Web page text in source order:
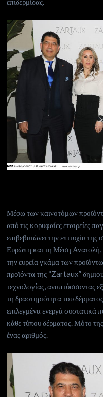
Μέσω των καινοτόμων
από τις κορυφαίες εταιρείες
επιβεβαιώνει την επιτυχία
Ευρώπη και τη Μέση Ανατολή,
την ευρεία γκάμα των
προϊόντα της “Zartaux”
τεχνολογίας, αναπτύσσοντας
τη δραστηριότητα του
επιλεγμένα ενεργά συστατικά
κάθε τύπου δέρματος. Μότο
ένας αριθμός.